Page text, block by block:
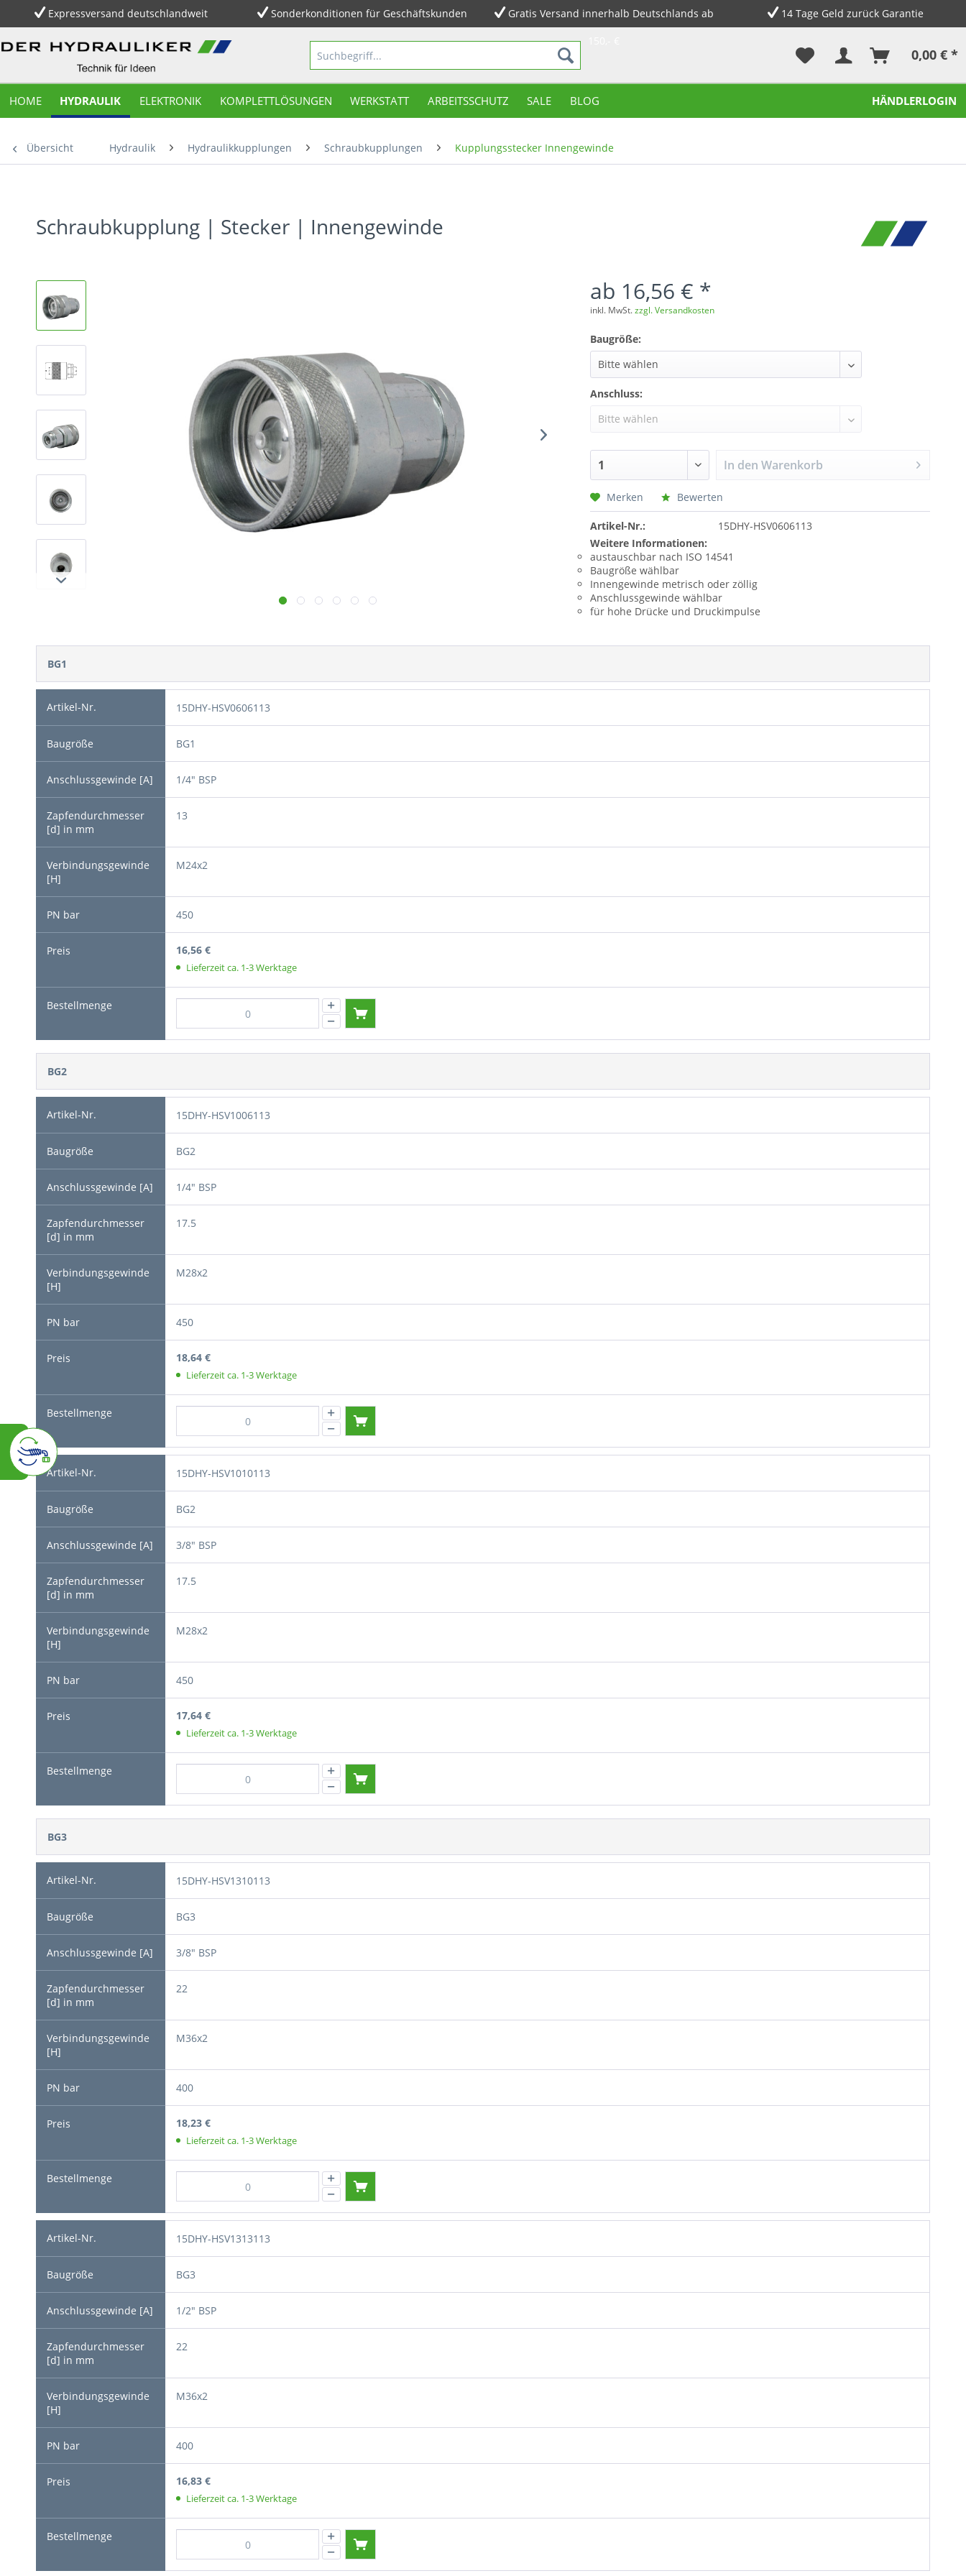
Expressversand deutschlandweit Sonderkonditionen für Geschäftskunden
Gratis Versand innerhalb Deutschlands ab
14 Tage Geld zurück Garantie
0,00 € *
HOME HYDRAULIK ELEKTRONIK KOMPLETTLÖSUNGEN WERKSTATT ARBEITSSCHUTZ SALE BLOG HÄNDLERLOGIN
Übersicht Hydraulik Hydraulikkupplungen Schraubkupplungen Kupplungsstecker Innengewinde
Schraubkupplung | Stecker | Innengewinde
ab 16,56 € *
inkl. MwSt.zzgl. Versandkosten
Baugröße:
Anschluss:
In den Warenkorb
Merken Bewerten
Artikel-Nr.:
15DHY-HSV0606113
Weitere Informationen:
austauschbar nach ISO 14541
Baugröße wählbar
Innengewinde metrisch oder zöllig
Anschlussgewinde wählbar
für hohe Drücke und Druckimpulse
BG1
15DHY-HSV0606113
BG1
1/4" BSP
13
M24x2
450
16,56 €
Lieferzeit ca. 1-3 Werktage
BG2
15DHY-HSV1006113
BG2
1/4" BSP
17.5
M28x2
450
18,64 €
Lieferzeit ca. 1-3 Werktage
15DHY-HSV1010113
BG2
3/8" BSP
17.5
M28x2
450
17,64 €
Lieferzeit ca. 1-3 Werktage
BG3
15DHY-HSV1310113
BG3
3/8" BSP
22
M36x2
400
18,23 €
Lieferzeit ca. 1-3 Werktage
15DHY-HSV1313113
BG3
1/2" BSP
22
M36x2
400
16,83 €
Lieferzeit ca. 1-3 Werktage